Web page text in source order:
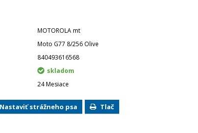
MOTOROLA mt
Moto G77 8/256 Olive
840493616568
skladom
24 Mesiace
Nastaviť strážneho psa Tlač